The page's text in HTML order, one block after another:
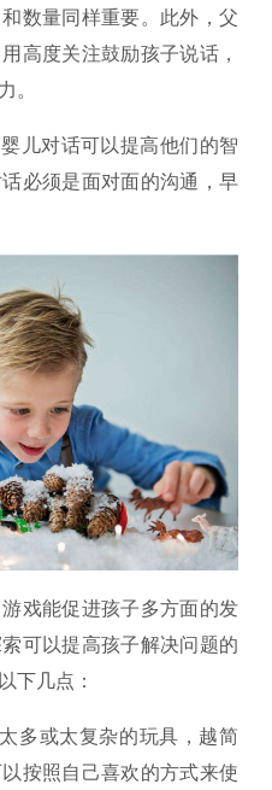
数量同样重要。此外，父
高度关注鼓励孩子说话，
。
儿对话可以提高他们的智
必须是面对面的沟通，早
戏能促进孩子多方面的发
可以提高孩子解决问题的
下几点：
多或太复杂的玩具，越简
按照自己喜欢的方式来使